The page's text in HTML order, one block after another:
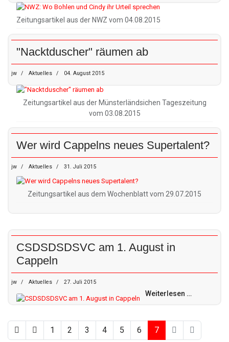
Zeitungsartikel aus der NWZ vom 04.08.2015
"Nacktduscher" räumen ab
jw Aktuelles 04. August 2015
Zeitungsartikel aus der Münsterländsichen Tageszeitung
vom 03.08.2015
Wer wird Cappelns neues Supertalent?
jw Aktuelles 31. Juli 2015
Zeitungsartikel aus dem Wochenblatt vom 29.07.2015
CSDSDSDSVC am 1. August in
Cappeln
jw Aktuelles 27. Juli 2015
Weiterlesen …
1 2 3 4 5 6 7